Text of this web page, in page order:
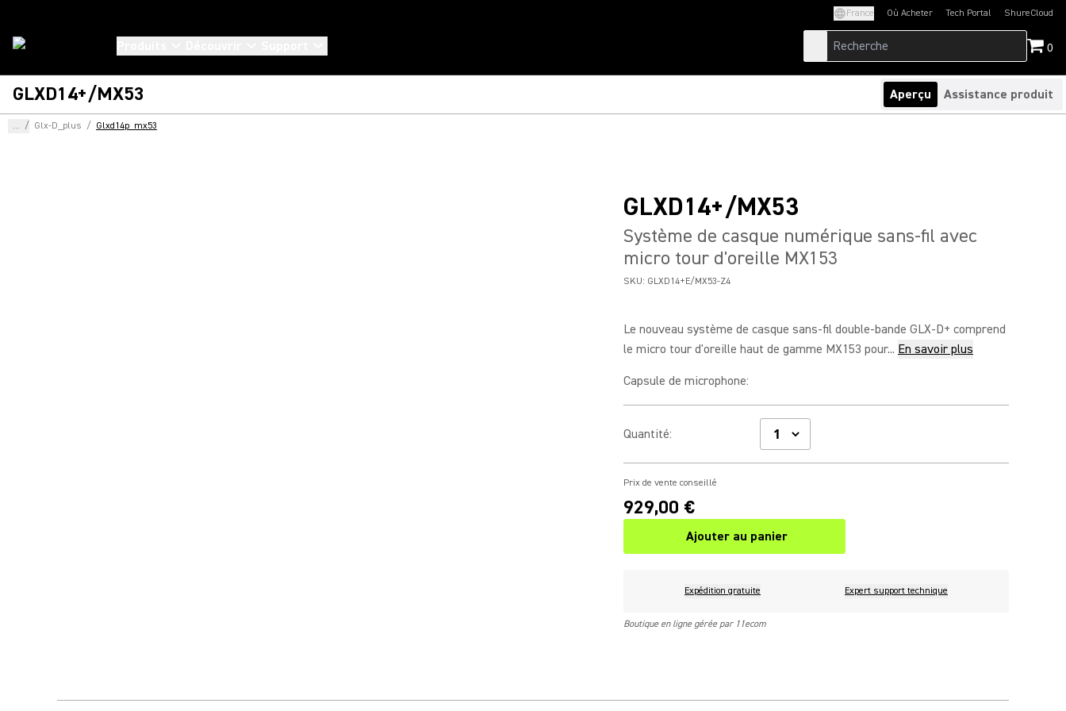
France Où Acheter Tech Portal
(Opens in a new tab)ShureCloud
(Opens in a new
0
GLXD14+/MX53 Aperçu Assistance produit
... / Glx-D_plus / Glxd14p_mx53
GLXD14+/MX53
Système de casque numérique sans-fil avec
micro tour d'oreille MX153
SKU: GLXD14+E/MX53-Z4
Le nouveau système de casque sans-fil double-bande GLX-D+ comprend
le micro tour d'oreille haut de gamme MX153 pour... En savoir plus
Capsule de microphone:
Quantité:
Prix de vente conseillé
929,00 €
Ajouter au panier
Expédition gratuite Expert support technique
Boutique en ligne gérée par 11ecom